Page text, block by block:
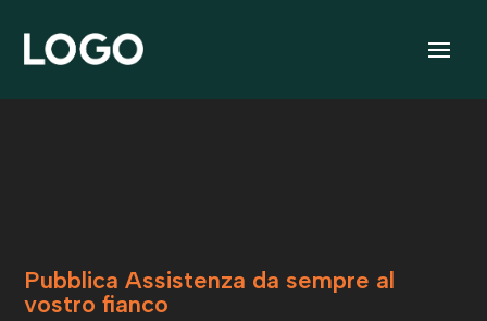
Pubblica Assistenza da sempre al
vostro fianco